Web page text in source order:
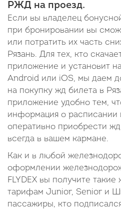
РЖД на проезд.
Если вы владелец
при бронировании вы
или потратить их часть
Рязань. Для тех, кто
приложение и установит
Android или iOS, мы даем
на покупку жд билета в
приложение удобно тем,
информация о расписании
оперативно приобрести
всегда в вашем кармане.
Как и в любой
оформлении
FLYDEX вы получите
тарифам Junior, Senior и
пассажиры, кто